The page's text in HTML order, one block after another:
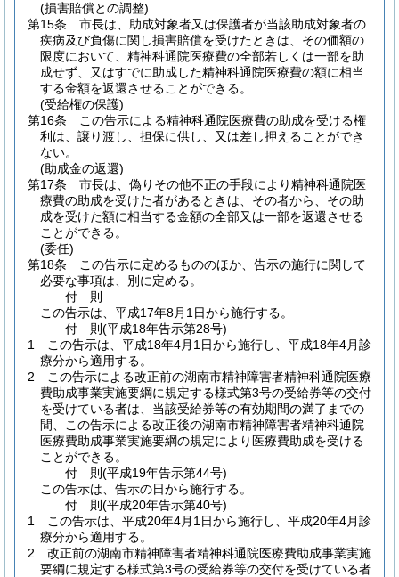
(損害賠償との調整)
第15条
市長は、助成対象者又は保護者が当該助成対象者の
疾病及び負傷に関し損害賠償を受けたときは、その価額の
限度において、精神科通院医療費の全部若しくは一部を助
成せず、又はすでに助成した精神科通院医療費の額に相当
する金額を返還させることができる。
(受給権の保護)
第16条
この告示による精神科通院医療費の助成を受ける権
利は、譲り渡し、担保に供し、又は差し押えることができ
ない。
(助成金の返還)
第17条
市長は、偽りその他不正の手段により精神科通院医
療費の助成を受けた者があるときは、その者から、その助
成を受けた額に相当する金額の全部又は一部を返還させる
ことができる。
(委任)
第18条
この告示に定めるもののほか、告示の施行に関して
必要な事項は、別に定める。
付 則
この告示は、平成17年8月1日から施行する。
付 則(平成18年告示第28号)
1
この告示は、平成18年4月1日から施行し、平成18年4月診
療分から適用する。
2
この告示による改正前の湖南市精神障害者精神科通院医療
費助成事業実施要綱に規定する様式第3号の受給券等の交付
を受けている者は、当該受給券等の有効期間の満了までの
間、この告示による改正後の湖南市精神障害者精神科通院
医療費助成事業実施要綱の規定により医療費助成を受ける
ことができる。
付 則(平成19年告示第44号)
この告示は、告示の日から施行する。
付 則(平成20年告示第40号)
1
この告示は、平成20年4月1日から施行し、平成20年4月診
療分から適用する。
2
改正前の湖南市精神障害者精神科通院医療費助成事業実施
要綱に規定する様式第3号の受給券等の交付を受けている者